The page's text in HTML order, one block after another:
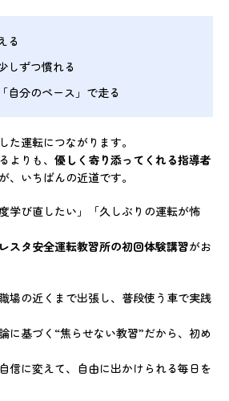
る
しずつ慣れる
自分のペース」で走る
た運転につながります。
よりも、 優しく寄り添ってくれる指導者
が、いちばんの近道です。
学び直したい」「久しぶりの運転が怖
スタ安全運転教習所の初回体験講習がお
場の近くまで出張し、普段使う車で実践
に基づく“焦らせない教習”だから、初め
信に変えて、自由に出かけられる毎日を